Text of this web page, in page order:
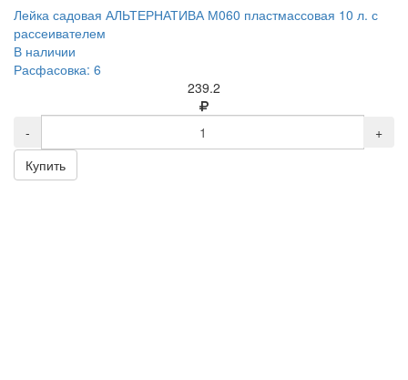
Лейка садовая АЛЬТЕРНАТИВА М060 пластмассовая 10 л. с
рассеивателем
В наличии
Расфасовка: 6
239.2
-
+
Купить